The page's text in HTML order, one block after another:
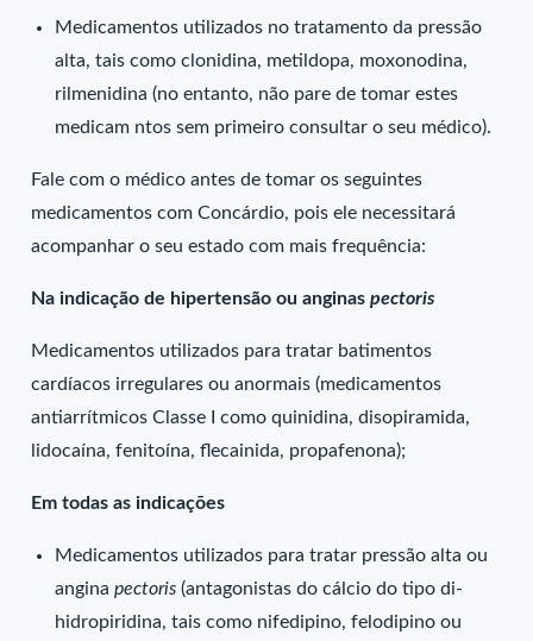
Medicamentos utilizados no tratamento da pressão
alta, tais como clonidina, metildopa, moxonodina,
rilmenidina (no entanto, não pare de tomar estes
medicam ntos sem primeiro consultar o seu médico).
Fale com o médico antes de tomar os seguintes
medicamentos com Concárdio, pois ele necessitará
acompanhar o seu estado com mais frequência:
Na indicação de hipertensão ou anginaspectoris
Medicamentos utilizados para tratar batimentos
cardíacos irregulares ou anormais (medicamentos
antiarrítmicos Classe I como quinidina, disopiramida,
lidocaína, fenitoína, flecainida, propafenona);
Em todas as indicações
Medicamentos utilizados para tratar pressão alta ou
anginapectoris(antagonistas do cálcio do tipo di-
hidropiridina, tais como nifedipino, felodipino ou